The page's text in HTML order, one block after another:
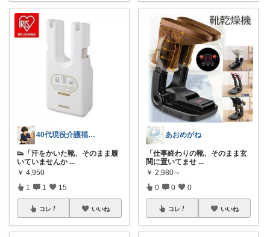
40代現役介護福祉士/仕事も休日も快適に
👟「汗をかいた靴、そのまま履
いていませんか ...
￥ 4,950
1 1 15
コレ いいね
あおめがね
「仕事終わりの靴、そのまま玄
関に置いてませ ...
￥ 2,980～
0 0 0
コレ いいね